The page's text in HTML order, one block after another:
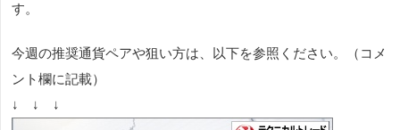
す。
今週の推奨通貨ペアや狙い方は、以下を参照ください。（コメ
ント欄に記載）
↓ ↓ ↓